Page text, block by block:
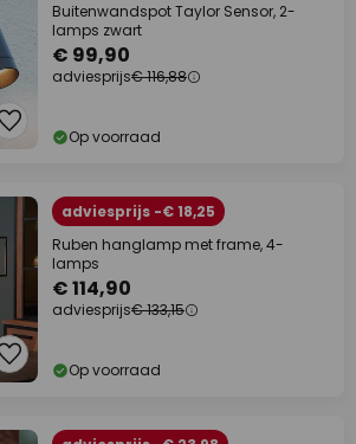
Buitenwandspot Taylor Sensor, 2-
lamps zwart
€ 99,90
adviesprijs€ 116,88
Op voorraad
adviesprijs -€ 18,25
Ruben hanglamp met frame, 4-
lamps
€ 114,90
adviesprijs€ 133,15
Op voorraad